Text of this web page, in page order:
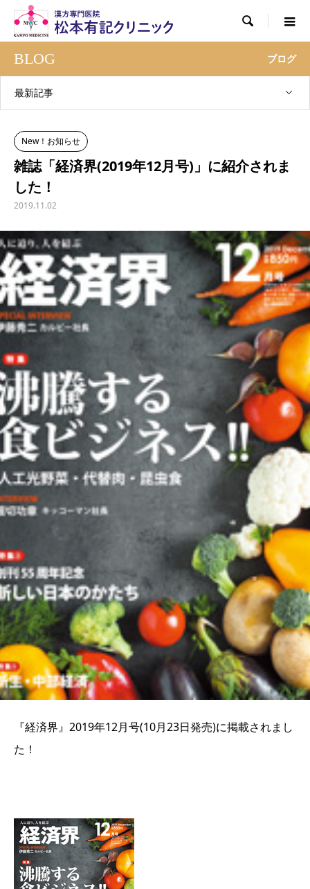

BLOG ブログ
最新記事
New！お知らせ
雑誌「経済界(2019年12月号)」に紹介されま
した！
2019.11.02
『経済界』 2019年12月号(10月23日発売)に掲載されまし
た！